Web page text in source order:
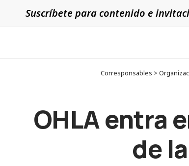
Suscríbete para contenido e
Corresponsables >
OHLA entra
de